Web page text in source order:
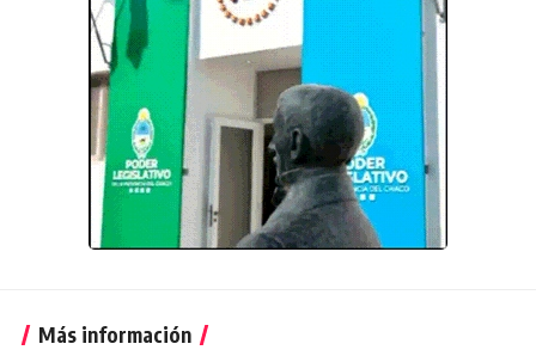
Más información